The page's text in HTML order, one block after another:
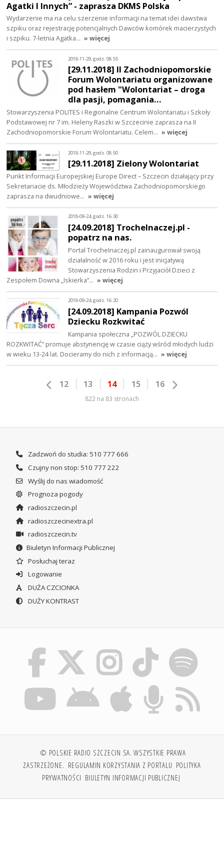
Agatki I Innych” - zaprasza DKMS Polska
Wydarzenie ma na celu szerzenie informacji na temat idei dawstwa
szpiku oraz rejestrację potencjalnych Dawców komórek macierzystych
i szpiku. 7-letnia Agatka… » więcej
2018-11-29, godz. 08:55
[29.11.2018] II Zachodniopomorskie
Forum Wolontariatu organizowane
pod hasłem "Wolontariat – droga
dla pasji, pomagania…
Stowarzyszenia POLITES i Regionalne Centrum Wolontariatu i Szkoły
Podstawowej nr 7 im. Heleny Raszki w Szczecinie zaprasza na II
Zachodniopomorskie Forum Wolontariatu. Celem… » więcej
2018-11-29, godz. 08:50
[29.11.2018] Zielony Wolontariat
Punkt Informacji Europejskiej Europe Direct – Szczecin działający przy
Sekretariacie ds. Młodzieży Województwa Zachodniopomorskiego
zaprasza na dwudniowe… » więcej
2018-09-24, godz. 16:30
[24.09.2018] TrocheInaczej.pl -
popatrz na nas.
Portal TrocheInaczej.pl zainaugurował swoją
działalność w 2016 roku i jest inicjatywą
Stowarzyszenia Rodzin i Przyjaciół Dzieci z
Zespołem Downa „Iskierka”… » więcej
2018-09-24, godz. 16:20
[24.09.2018] Kampania Pozwól
Dziecku Rozkwitać
Kampania społeczna „POZWÓL DZIECKU
ROZKWITAĆ” promuje abstynencję w czasie ciąży wśród młodych ludzi
w wieku 13-24 lat. Docieramy do nich z informacją… » więcej
12 13 14 15 16
822 na 83 stronach
Zadzwoń do studia: 510 777 666
Czujny non stop: 510 777 222
Wyślij do nas wiadomość
Prognoza pogody
radioszczecin.pl
radioszczecinextra.pl
radioszczecin.tv
Biuletyn Informacji Publicznej
Posłuchaj teraz
Logowanie
DUŻA CZCIONKA
DUŻY KONTRAST
© POLSKIE RADIO SZCZECIN SA. WSZYSTKIE PRAWA
ZASTRZEŻONE. REGULAMIN KORZYSTANIA Z PORTALU POLITYKA
PRYWATNOŚCI BIULETYN INFORMACJI PUBLICZNEJ